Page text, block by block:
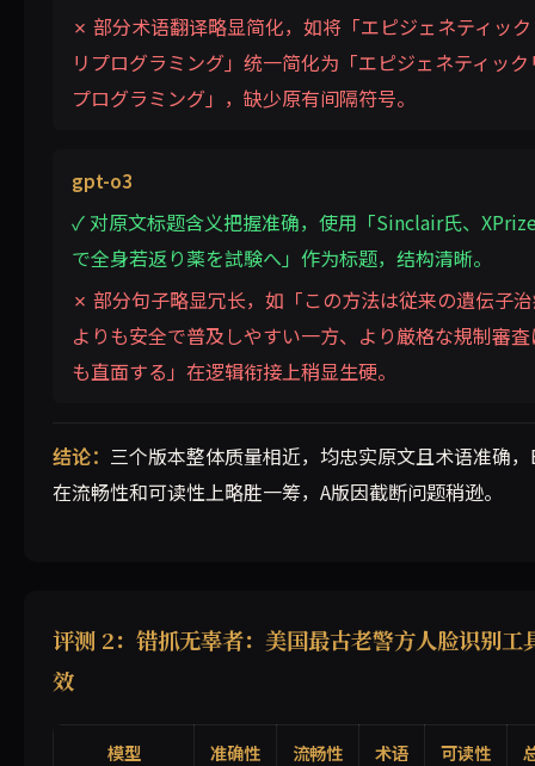
✗ 部分术语翻译略显简化，如将「エピジェネティッ
リプログラミング」统一简化为「エピジェネティック
プログラミング」，缺少原有间隔符号。
gpt-o3
✓ 对原文标题含义把握准确，使用「Sinclair氏、
で全身若返り薬を試験へ」作为标题，结构清晰。
✗ 部分句子略显冗长，如「この方法は従来の遺伝子
よりも安全で普及しやすい一方、より厳格な規制審
も直面する」在逻辑衔接上稍显生硬。
结论： 三个版本整体质量相近，均忠实原文且术语准确
在流畅性和可读性上略胜一筹，A版因截断问题稍逊。
评测 2：错抓无辜者：美国最古老警方人脸识别工
效
模型 准确性 流畅性 术语 可读性